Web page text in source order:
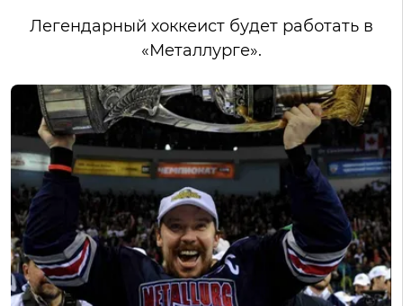
Легендарный хоккеист будет работать в
«Металлурге».